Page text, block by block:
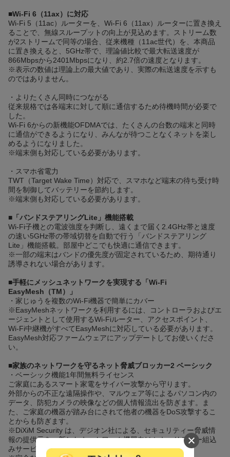
■Wi-Fi 6（11ax）に対応
Wi-Fi 5（11ac）ルーターを、Wi-Fi 6（11ax）ルーターに置き換え
ることで、無線スループットの向上が見込めます。ストリーム数
が2ストリームで同等の場合、従来機種（11ac世代）を、本商品
に置き換えると、5GHz帯で、理論値比較で最大転送速度が
866Mbpsから2401Mbpsになり、約2.7倍の速度となります。
※表示の数値は理論上の最大値であり、実際の転送速度を示すも
のではありません。
・よりたくさん同時につながる
従来規格では各端末に対して順に通信するため待機時間が必要で
した。
Wi-Fi 6からの新機能OFDMAでは、たくさんの台数の端末と同時
に通信ができるようになり、みんなが待つことなくネットを楽し
めるようになりました。
※端末側も対応している必要があります。
・スマホ省電力
TWT（Target Wake Time）対応で、スマホなど端末の待ち受け時
間を制御してバッテリーを節約します。
※端末側も対応している必要があります。
■「バンドステアリングLite」機能搭載
Wi-Fi子機との電波強度を判断し、遠くまで届く2.4GHz帯と速度
の速い5GHz帯の帯域切替を自動で行う「バンドステアリング
Lite」機能搭載。部屋中どこでも快適に通信できます。
※一部の端末はバンドの優先度が固定されているため、期待通り
誘導されない場合があります。
■手軽にメッシュネットワークを実現する「Wi-Fi
EasyMesh（TM）」
・家じゅうを複数のWi-Fi機器で簡単にカバー
※EasyMeshネットワークを利用するには、コントローラおよびエ
ージェントとして使用するWi-Fiルーター、アクセスポイント、
Wi-Fi中継機がすべてEasyMeshに対応している必要があります。
EasyMesh対応ファームウェアにアップデートしてお使いくださ
い。
■家族のネットワークを守るネット脅威ブロッカー2 ベーシック
・ベーシック機能1年間無料ライセンス
ご家庭にあるスマート家電をサイバー攻撃から守ります。
外部からの不正な遠隔操作や、マルウェア等によるパソコン内の
データ、防犯カメラの映像などの個人情報流出を防ぎます。ま
た、ご家庭の機器が踏み台にされて他者の機器をDoS攻撃するこ
とからも防ぎます。
※DiXiM Security は、デジオン社による、セキュリティー脅威情
報の提供元を一新したネットワーク機器向けセキュリティー組込
みサービスです。